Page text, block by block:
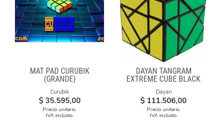
MAT PAD CURUBIK
(GRANDE)
Curubik
$ 35.595,00
Precio unitario.
IVA incluido.
DAYAN TANGRAM
EXTREME CUBE BLACK
Dayan
$ 111.506,00
Precio unitario.
IVA incluido.